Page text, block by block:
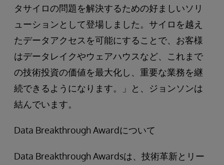
タサイロの問題を解決するための好ましいソリ
ューションとして登場しました。サイロを越え
たデータアクセスを可能にすることで、お客様
はデータレイクやウェアハウスなど、これまで
の技術投資の価値を最大化し、重要な業務を継
続できるようになります。」と、ジョンソンは
結んでいます。
Data Breakthrough Awardについて
Data Breakthrough Awardsは、技術革新とリー